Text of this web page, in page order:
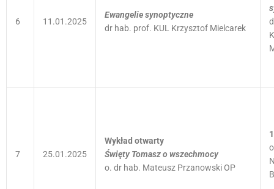
6 11.01.2025
Ewangelie synoptyczne
dr hab. prof. KUL Krzysztof Mielcarek
7 25.01.2025
Wykład otwarty
Święty Tomasz o wszechmocy
o. dr hab. Mateusz Przanowski OP